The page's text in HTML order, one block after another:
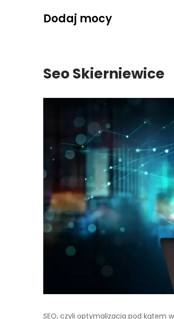
Dodaj mocy
Seo Skierniewice
SEO, czyli optymalizacja pod kątem